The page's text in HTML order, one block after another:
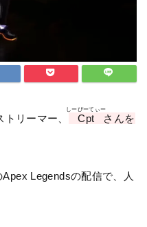
リーマー、 Cpt
しーぴーてぃー
さんを
Legendsの配信で、人